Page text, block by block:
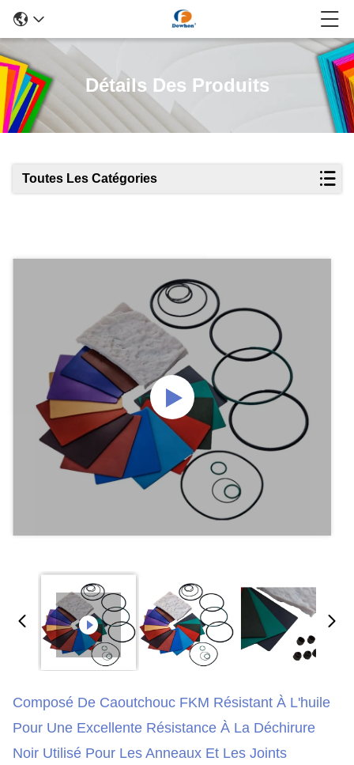
Détails Des Produits
Toutes Les Catégories
Composé De Caoutchouc FKM Résistant À L'huile
Pour Une Excellente Résistance À La Déchirure
Noir Utilisé Pour Les Anneaux Et Les Joints